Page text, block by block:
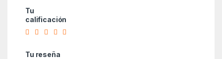
Tu
calificación
Tu reseña